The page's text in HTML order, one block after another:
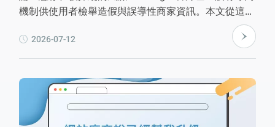
機制供使用者檢舉造假與誤導性商家資訊。本文從這個
張力出發，論證企業無法完全掌控評論，卻能完全掌控
官網內容：官網能承接評論做不到的深度敘事、可查核
的客戶見證，以及 Schema.org 結構化資料的輔助說
結構為何比零散評論更容易被理解與參考，並提醒
Schema 標記不等於保證出現星星評分。核心結論：評
論與官網不是二選一，而是短期口碑與長期資產的分
2026-07-12